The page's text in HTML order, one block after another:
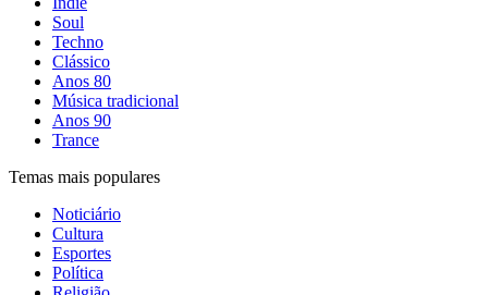
Soul
Techno
Clássico
Anos 80
Música tradicional
Anos 90
Trance
Temas mais populares
Noticiário
Cultura
Esportes
Política